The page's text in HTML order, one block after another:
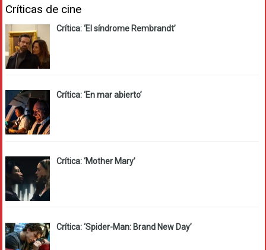
Críticas de cine
Crítica: ‘El síndrome Rembrandt’
Crítica: ‘En mar abierto’
Crítica: ‘Mother Mary’
Crítica: ‘Spider-Man: Brand New Day’